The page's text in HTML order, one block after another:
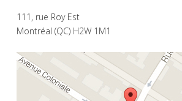
111, rue Roy Est
Montréal (QC) H2W 1M1